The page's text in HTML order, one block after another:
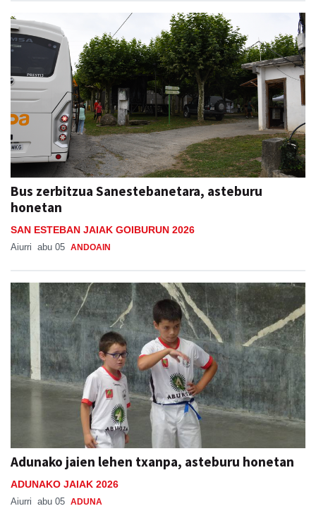
Bus zerbitzua Sanestebanetara, asteburu
honetan
SAN ESTEBAN JAIAK GOIBURUN 2026
Aiurri abu 05 ANDOAIN
Adunako jaien lehen txanpa, asteburu honetan
ADUNAKO JAIAK 2026
Aiurri abu 05 ADUNA